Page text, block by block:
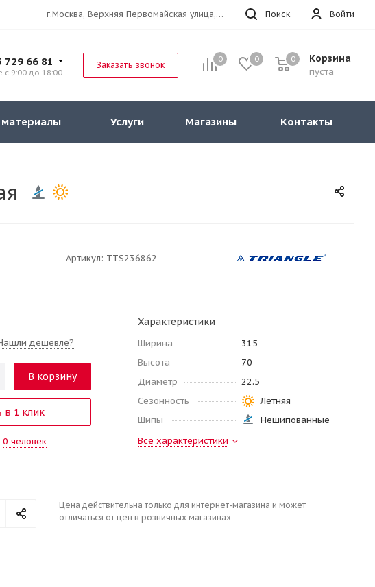
Войти
Поиск
г.Москва, Верхняя Первомайская улица, 47к11 офис 214
0 0 Корзина
пуста
0
729 66 81
с 9:00 до 18:00
Заказать звонок
Услуги Магазины Контакты
Артикул: TTS236862
дешевле?
В корзину
в 1 клик
0 человек
Характеристики
Ширина
315
Высота
70
Диаметр
22.5
Сезонность
Летняя
Шипы
Нешипованные
Все характеристики
Цена действительна только для интернет-магазина и может
отличаться от цен в розничных магазинах